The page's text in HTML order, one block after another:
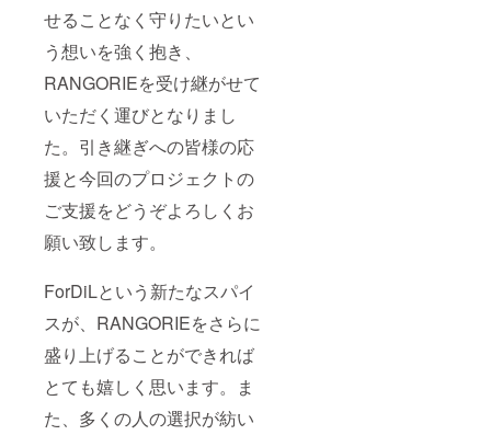
せることなく守りたいとい
う想いを強く抱き、
RANGORIEを受け継がせて
いただく運びとなりまし
た。引き継ぎへの皆様の応
援と今回のプロジェクトの
ご支援をどうぞよろしくお
願い致します。
ForDiLという新たなスパイ
スが、RANGORIEをさらに
盛り上げることができれば
とても嬉しく思います。ま
た、多くの人の選択が紡い